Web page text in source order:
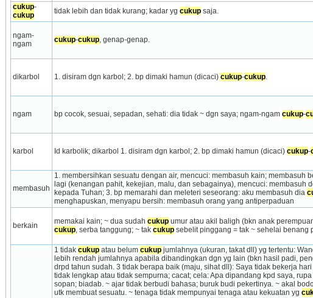
cukup-
cukup
tidak lebih dan tidak kurang; kadar yg cukup saja.
ngam-
ngam
cukup-cukup, genap-genap.
dikarbol 1. disiram dgn karbol; 2. bp dimaki hamun (dicaci) cukup-cukup.
ngam bp cocok, sesuai, sepadan, sehati: dia tidak ~ dgn saya; ngam-ngam cukup-
karbol Id karbolik; dikarbol 1. disiram dgn karbol; 2. bp dimaki hamun (dicaci) cukup-
membasuh
1. membersihkan sesuatu dengan air, mencuci: membasuh kain; membasuh
lagi (kenangan pahit, kekejian, malu, dan sebagainya), mencuci: membasuh
kepada Tuhan; 3. bp memarahi dan meleteri seseorang: aku membasuh dia
menghapuskan, menyapu bersih: membasuh orang yang antiperpaduan
berkain memakai kain; ~ dua sudah cukup
cukup, serba tanggung; ~ tak cukup sebelit pinggang = tak ~ sehelai benang
1 tidak cukup atau belum cukup jumlahnya (ukuran, takat dll) yg tertentu:
lebih rendah jumlahnya apabila dibandingkan dgn yg lain (bkn hasil padi,
drpd tahun sudah. 3 tidak berapa baik (maju, sihat dll): Saya tidak bekerja
tidak lengkap atau tidak sempurna; cacat; cela: Apa dipandang kpd saya,
sopan; biadab. ~ ajar tidak berbudi bahasa; buruk budi pekertinya. ~ akal
utk membuat sesuatu. ~ tenaga tidak mempunyai tenaga atau kekuatan yg